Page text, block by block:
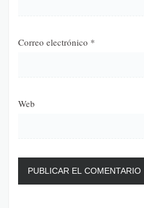
Correo electrónico *
Web